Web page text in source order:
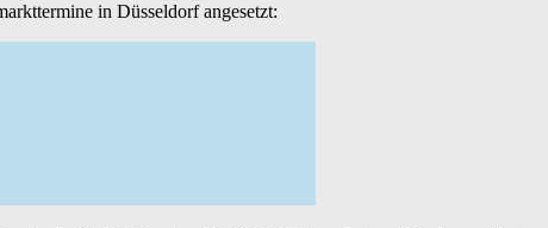
in Düsseldorf angesetzt: